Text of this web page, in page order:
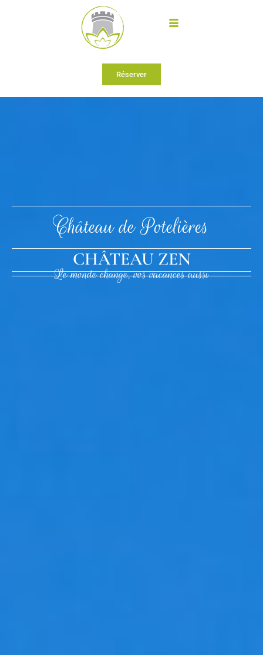
Réserver
Château de Potelières
CHÂTEAU ZEN
Le monde change, vos vacances aussi